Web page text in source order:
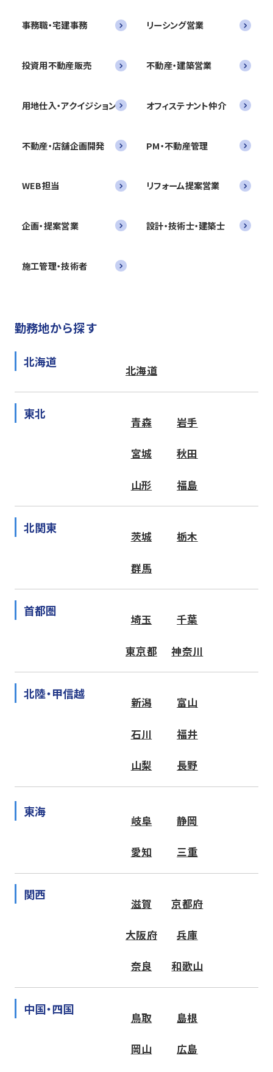
事務職・宅建事務 リーシング営業
投資用不動産販売 不動産・建築営業
用地仕入・アクイジション オフィステナント仲介
不動産・店舗企画開発 PM・不動産管理
WEB担当 リフォーム提案営業
企画・提案営業 設計・技術士・建築士
施工管理・技術者
勤務地から探す
北海道
北海道
東北
青森 岩手
宮城 秋田
山形 福島
北関東
茨城 栃木
群馬
首都圏
埼玉 千葉
東京都 神奈川
北陸・甲信越
新潟 富山
石川 福井
山梨 長野
東海
岐阜 静岡
愛知 三重
関西
滋賀 京都府
大阪府 兵庫
奈良 和歌山
中国・四国
鳥取 島根
岡山 広島